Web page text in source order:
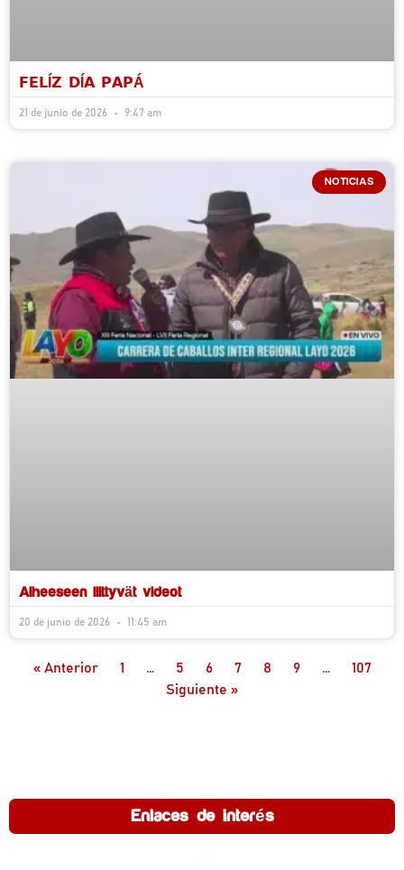
𝗙𝗘𝗟Í𝗭 𝗗Í𝗔 𝗣𝗔𝗣Á
21 de junio de 2026 9:47 am
NOTICIAS
Aiheeseen liittyvät videot
20 de junio de 2026 11:45 am
« Anterior 1 … 5 6 7 8 9 …
107
Siguiente »
Enlaces de interés